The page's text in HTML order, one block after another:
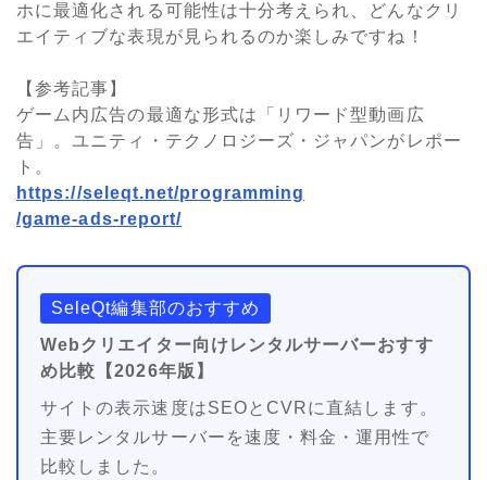
ホに最適化される可能性は十分考えられ、どんなクリ
エイティブな表現が見られるのか楽しみですね！
【参考記事】
ゲーム内広告の最適な形式は「リワード型動画広
告」。ユニティ・テクノロジーズ・ジャパンがレポー
ト。
https://seleqt.net/programming
/game-ads-report/
SeleQt編集部のおすすめ
Webクリエイター向けレンタルサーバーおすす
め比較【2026年版】
サイトの表示速度はSEOとCVRに直結します。
主要レンタルサーバーを速度・料金・運用性で
比較しました。